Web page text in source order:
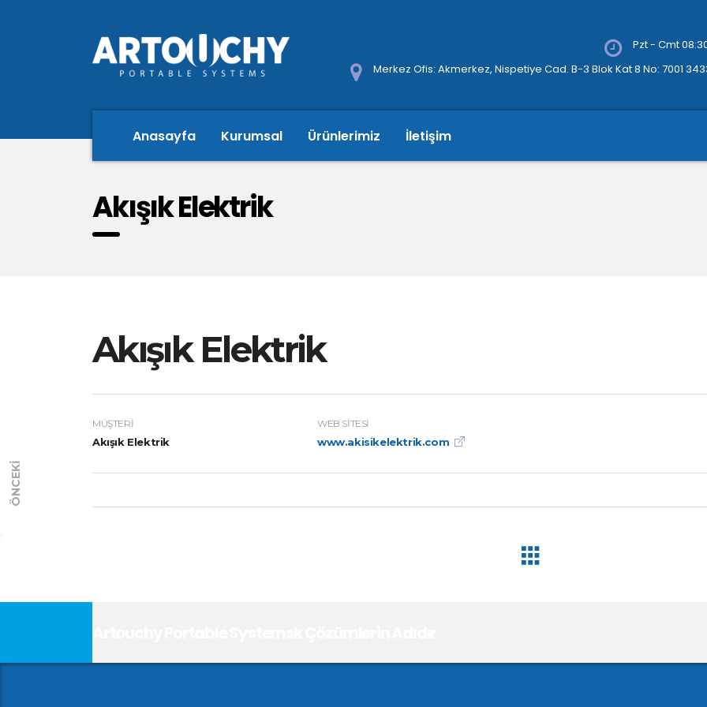
Pzt - Cmt
Merkez Ofis: Akmerkez, Nispetiye Cad. B-3 Blok Kat 8 No: 7001
Anasayfa Kurumsal Ürünlerimiz İletişim
Akışık Elektrik
Akışık Elektrik
MÜŞTERI
Akışık Elektrik
WEB SITESI
www.akisikelektrik.com
ÖNCEKI